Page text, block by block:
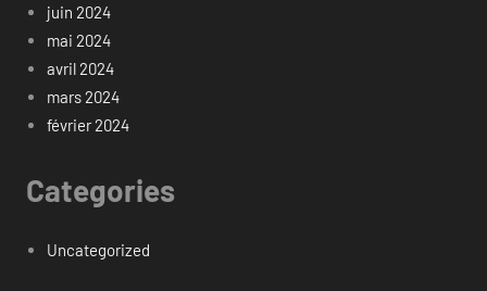
juin 2024
mai 2024
avril 2024
mars 2024
février 2024
Categories
Uncategorized